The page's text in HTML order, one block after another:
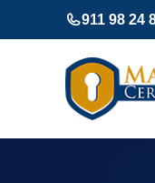
al
911 98 24